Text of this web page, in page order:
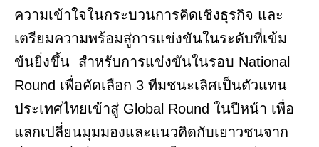
ความเข้าใจในกระบวนการคิดเชิงธุรกิจ และ
เตรียมความพร้อมสู่การแข่งขันในระดับที่เข้ม
ข้นยิ่งขึ้น สำหรับการแข่งขันในรอบ National
Round เพื่อคัดเลือก 3 ทีมชนะเลิศเป็นตัวแทน
ประเทศไทยเข้าสู่ Global Round ในปีหน้า เพื่อ
แลกเปลี่ยนมุมมองและแนวคิดกับเยาวชนจาก